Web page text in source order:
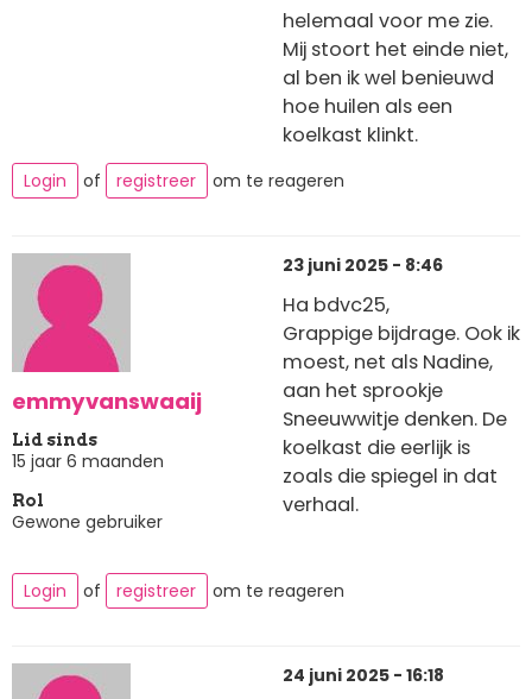
helemaal voor me zie.
Mij stoort het einde niet,
al ben ik wel benieuwd
hoe huilen als een
koelkast klinkt.
Login of registreer om te reageren
emmyvanswaaij
Lid sinds
15 jaar 6 maanden
Rol
Gewone gebruiker
23 juni 2025 - 8:46
Ha bdvc25,
Grappige bijdrage. Ook ik
moest, net als Nadine,
aan het sprookje
Sneeuwwitje denken. De
koelkast die eerlijk is
zoals die spiegel in dat
verhaal.
Login of registreer om te reageren
24 juni 2025 - 16:18